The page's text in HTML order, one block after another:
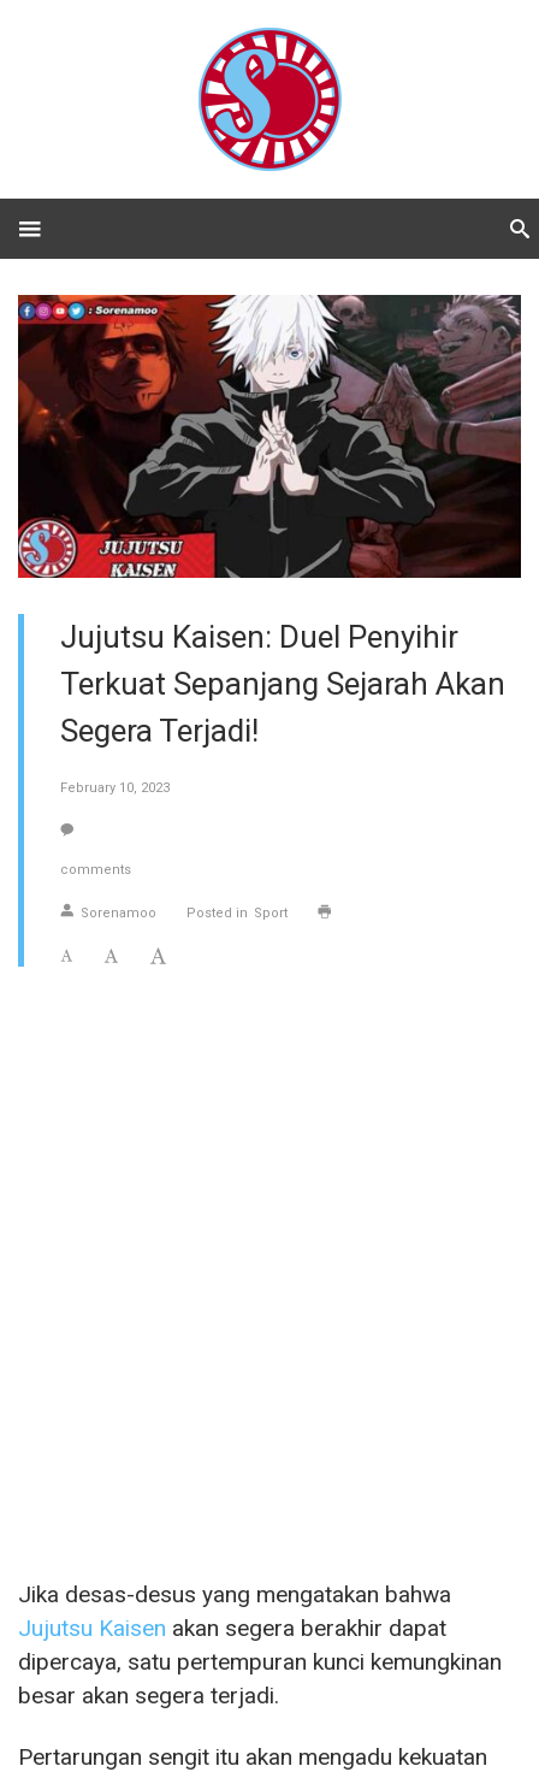
Jujutsu Kaisen: Duel Penyihir
Terkuat Sepanjang Sejarah Akan
Segera Terjadi!
February 10, 2023
comments
Sorenamoo Posted in Sport
Jika desas-desus yang mengatakan bahwa
Jujutsu Kaisen akan segera berakhir dapat
dipercaya, satu pertempuran kunci kemungkinan
besar akan segera terjadi.
Pertarungan sengit itu akan mengadu kekuatan